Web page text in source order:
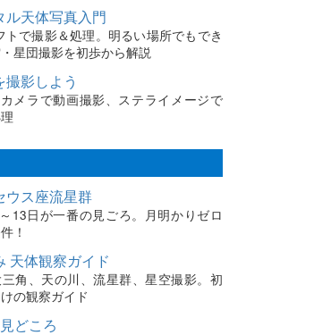
ル天体写真入門
トで撮影＆処理。明るい場所でもでき
星団撮影を初歩から解説
撮影しよう
メラで動画撮影、ステライメージで
ウス座流星群
13日が一番の見ごろ。月明かりゼロ
！
天体観察ガイド
角、天の川、流星群、星空撮影。初
の観察ガイド
どころ